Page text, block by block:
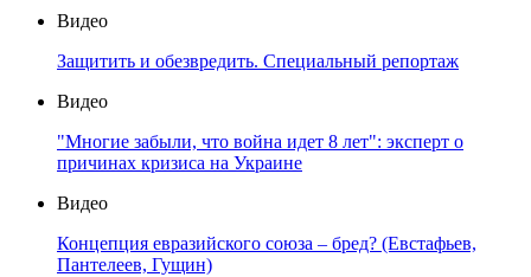
Видео
Защитить и обезвредить. Специальный репортаж
Видео
"Многие забыли, что война идет 8 лет": эксперт о
причинах кризиса на Украине
Видео
Концепция евразийского союза – бред? (Евстафьев,
Пантелеев, Гущин)